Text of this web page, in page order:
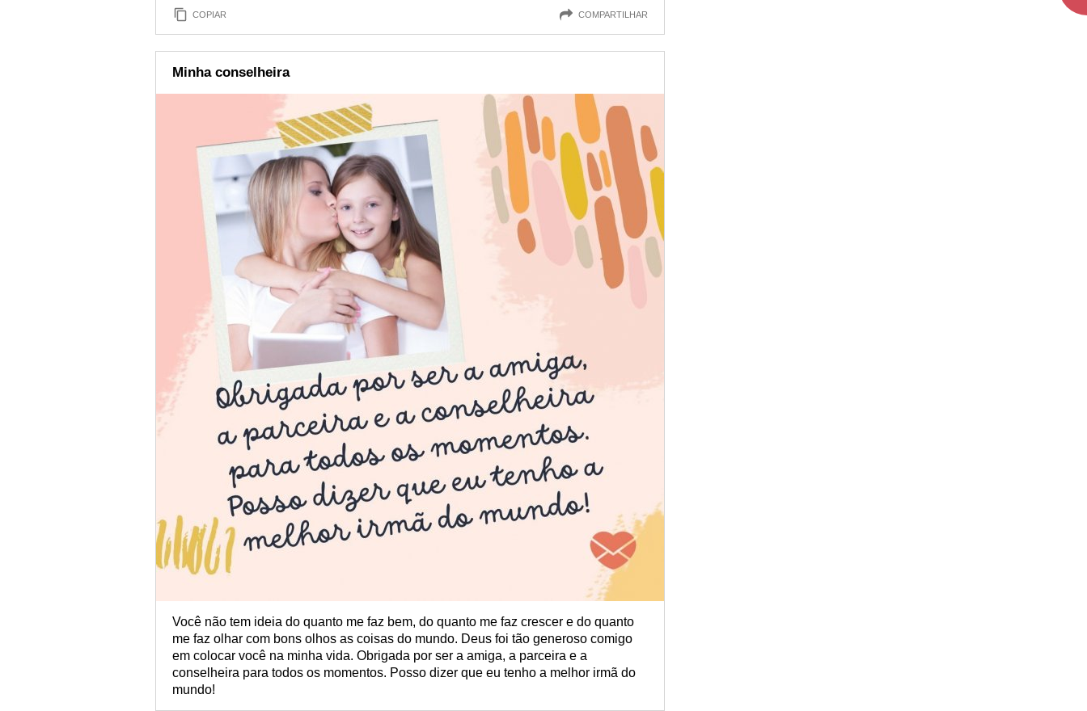
COPIAR COMPARTILHAR
Minha conselheira
Você não tem ideia do quanto me faz bem, do quanto me faz crescer e do quanto
me faz olhar com bons olhos as coisas do mundo. Deus foi tão generoso comigo
em colocar você na minha vida. Obrigada por ser a amiga, a parceira e a
conselheira para todos os momentos. Posso dizer que eu tenho a melhor irmã do
mundo!